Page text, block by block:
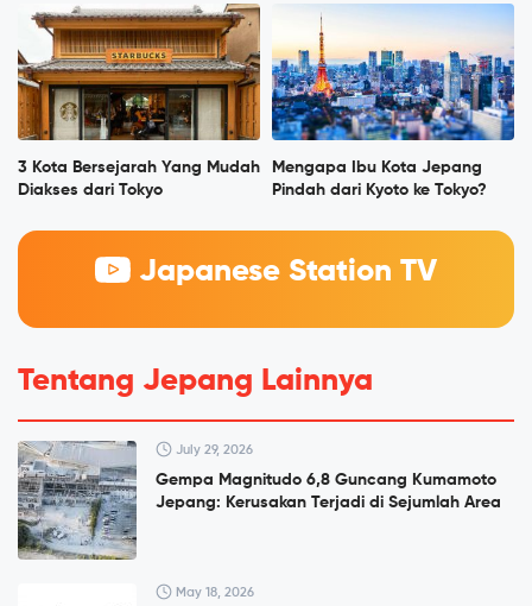
3 Kota Bersejarah Yang Mudah
Diakses dari Tokyo
Mengapa Ibu Kota Jepang
Pindah dari Kyoto ke Tokyo?
Japanese Station TV
Tentang Jepang Lainnya
July 29, 2026
Gempa Magnitudo 6,8 Guncang Kumamoto
Jepang: Kerusakan Terjadi di Sejumlah Area
May 18, 2026